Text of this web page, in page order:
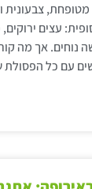
צבעונית
עצים
נוחים. אך מה
עם כל